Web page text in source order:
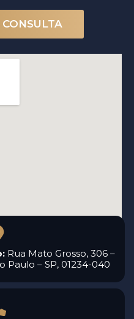
Rua Mato Grosso, 306 –
Paulo – SP, 01234-040